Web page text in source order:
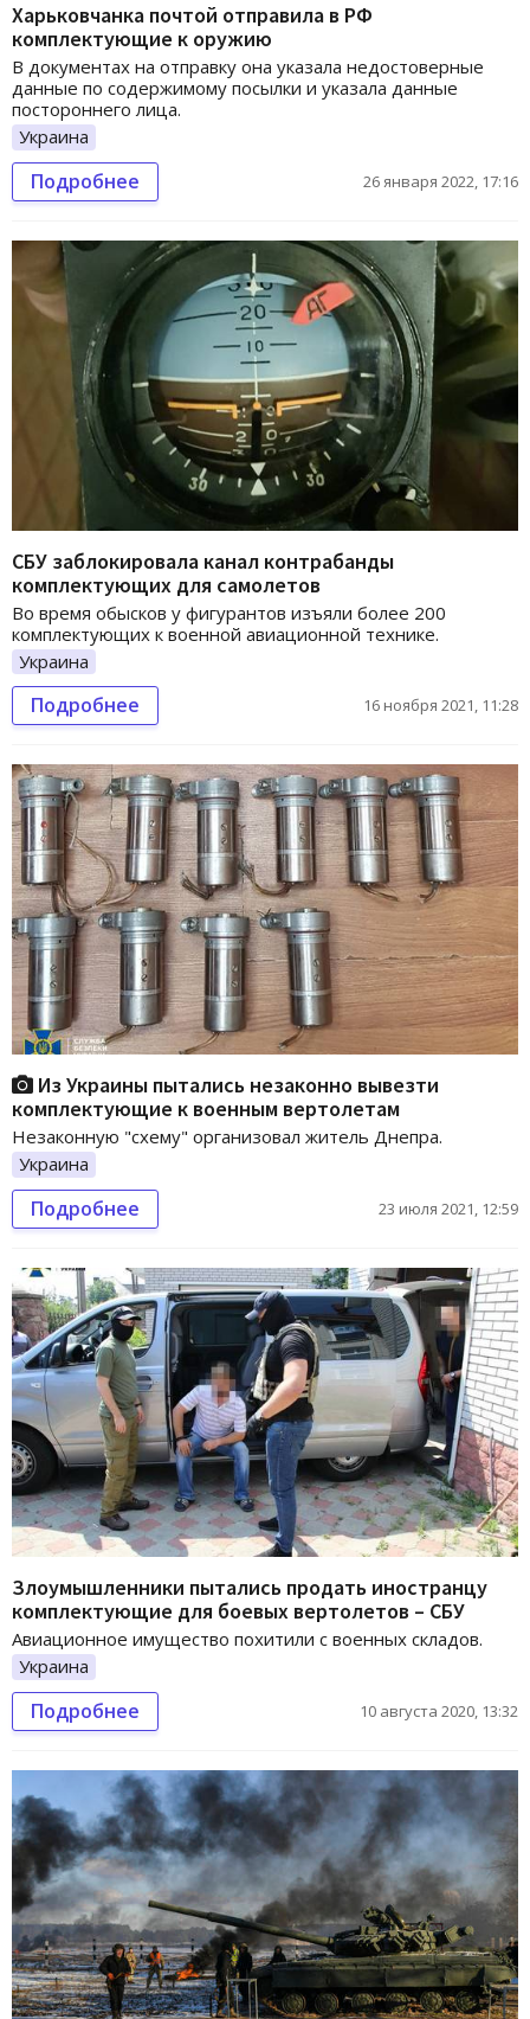
Харьковчанка почтой отправила в РФ
комплектующие к оружию
В документах на отправку она указала недостоверные
данные по содержимому посылки и указала данные
постороннего лица.
Украина
Подробнее 26 января 2022, 17:16
СБУ заблокировала канал контрабанды
комплектующих для самолетов
Во время обысков у фигурантов изъяли более 200
комплектующих к военной авиационной технике.
Украина
Подробнее 16 ноября 2021, 11:28
Из Украины пытались незаконно вывезти
комплектующие к военным вертолетам
Незаконную "схему" организовал житель Днепра.
Украина
Подробнее 23 июля 2021, 12:59
Злоумышленники пытались продать иностранцу
комплектующие для боевых вертолетов – СБУ
Авиационное имущество похитили с военных складов.
Украина
Подробнее 10 августа 2020, 13:32